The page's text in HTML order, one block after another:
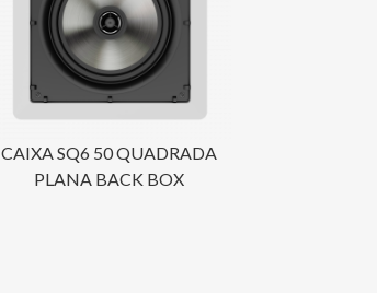
CAIXA SQ6 50 QUADRADA
PLANA BACK BOX